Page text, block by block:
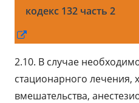
кодекс 132 часть 2
новом
окне
2.10. В случае
стационарного лечения,
вмешательства,